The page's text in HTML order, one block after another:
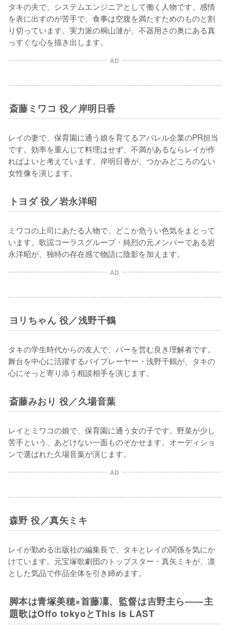
タキの夫で、システムエンジニアとして働く人物です。感情
を表に出すのが苦手で、食事は空腹を満たすためのものと割
り切っています。実力派の桐山漣が、不器用さの奥にある真
っすぐな心を描き出します。
AD
斎藤ミワコ 役／岸明日香
レイの妻で、保育園に通う娘を育てるアパレル企業のPR担当
です。効率を重んじて料理はせず、不満があるならレイが作
ればよいと考えています。岸明日香が、つかみどころのない
女性像を演じます。
トヨダ 役／岩永洋昭
ミワコの上司にあたる人物で、どこか危うい色気をまとって
います。歌謡コーラスグループ・純烈の元メンバーである岩
永洋昭が、独特の存在感で物語に陰影を加えます。
AD
ヨリちゃん 役／浅野千鶴
タキの学生時代からの友人で、バーを営む良き理解者です。
舞台を中心に活躍するバイプレーヤー・浅野千鶴が、タキの
心にそっと寄り添う相談相手を演じます。
斎藤みおり 役／久場音葉
レイとミワコの娘で、保育園に通う女の子です。野菜が少し
苦手という、あどけない一面ものぞかせます。オーディショ
ンで選ばれた久場音葉が演じます。
AD
森野 役／真矢ミキ
レイが勤める出版社の編集長で、タキとレイの関係を気にか
けています。元宝塚歌劇団のトップスター・真矢ミキが、凛
とした気品で作品全体を引き締めます。
脚本は青塚美穂×首藤凜、監督は吉野主ら——主
題歌はOffo tokyoとThis is LAST